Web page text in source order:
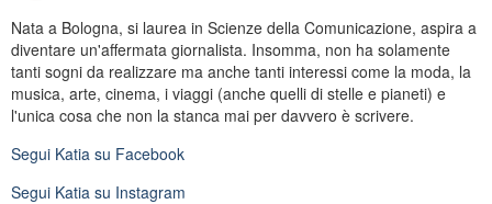
Nata a Bologna, si laurea in Scienze della Comunicazione, aspira a
diventare un'affermata giornalista. Insomma, non ha solamente
tanti sogni da realizzare ma anche tanti interessi come la moda, la
musica, arte, cinema, i viaggi (anche quelli di stelle e pianeti) e
l'unica cosa che non la stanca mai per davvero è scrivere.
Segui Katia su Facebook
Segui Katia su Instagram